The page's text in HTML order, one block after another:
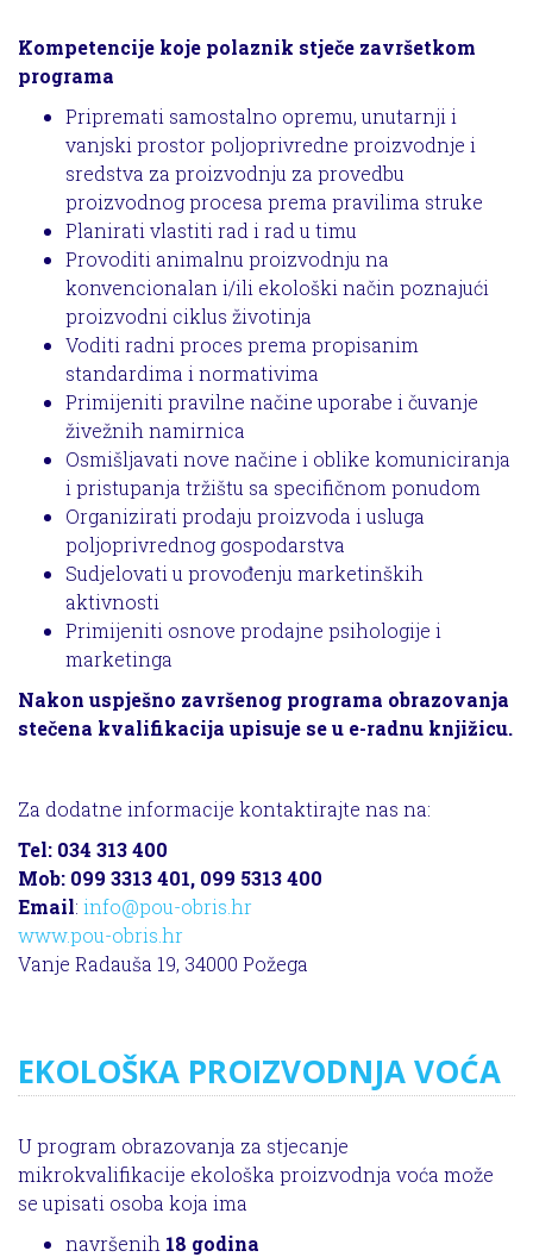
Kompetencije koje polaznik stječe završetkom
programa
Pripremati samostalno opremu, unutarnji i
vanjski prostor poljoprivredne proizvodnje i
sredstva za proizvodnju za provedbu
proizvodnog procesa prema pravilima struke
Planirati vlastiti rad i rad u timu
Provoditi animalnu proizvodnju na
konvencionalan i/ili ekološki način poznajući
proizvodni ciklus životinja
Voditi radni proces prema propisanim
standardima i normativima
Primijeniti pravilne načine uporabe i čuvanje
živežnih namirnica
Osmišljavati nove načine i oblike komuniciranja
i pristupanja tržištu sa specifičnom ponudom
Organizirati prodaju proizvoda i usluga
poljoprivrednog gospodarstva
Sudjelovati u provođenju marketinških
aktivnosti
Primijeniti osnove prodajne psihologije i
marketinga
Nakon uspješno završenog programa obrazovanja
stečena kvalifikacija upisuje se u e-radnu knjižicu.
Za dodatne informacije kontaktirajte nas na:
Tel: 034 313 400
Mob: 099 3313 401, 099 5313 400
Email: info@pou-obris.hr
www.pou-obris.hr
Vanje Radauša 19, 34000 Požega
EKOLOŠKA PROIZVODNJA VOĆA
U program obrazovanja za stjecanje
mikrokvalifikacije ekološka proizvodnja voća može
se upisati osoba koja ima
navršenih 18 godina